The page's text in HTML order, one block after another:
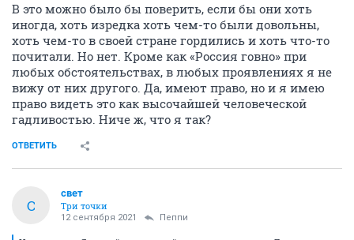
В это можно было бы поверить, если бы они хоть
иногда, хоть изредка хоть чем-то были довольны,
хоть чем-то в своей стране гордились и хоть что-то
почитали. Но нет. Кроме как «Россия говно» при
любых обстоятельствах, в любых проявлениях я не
вижу от них другого. Да, имеют право, но и я имею
право видеть это как высочайшей человеческой
гадливостью. Ниче ж, что я так?
ОТВЕТИТЬ
С
свет
Три точки
12 сентября 2021 Пeппи